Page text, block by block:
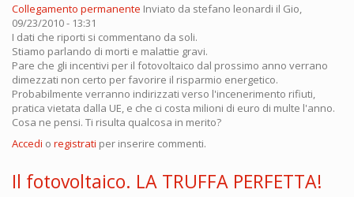
Collegamento permanente Inviato da stefano leonardi il Gio,
09/23/2010 - 13:31
I dati che riporti si commentano da soli.
Stiamo parlando di morti e malattie gravi.
Pare che gli incentivi per il fotovoltaico dal prossimo anno verrano
dimezzati non certo per favorire il risparmio energetico.
Probabilmente verranno indirizzati verso l'incenerimento rifiuti,
pratica vietata dalla UE, e che ci costa milioni di euro di multe l'anno.
Cosa ne pensi. Ti risulta qualcosa in merito?
Accedi o registrati per inserire commenti.
Il fotovoltaico. LA TRUFFA PERFETTA!